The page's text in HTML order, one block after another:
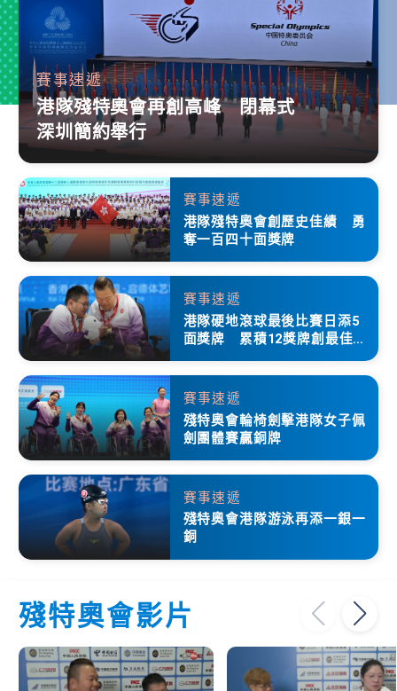
賽事速遞
港隊殘特奧會再創高峰 閉幕式
深圳簡約舉行
賽事速遞
港隊殘特奧會創歷史佳績 勇
奪一百四十面獎牌
賽事速遞
港隊硬地滾球最後比賽日添5
面獎牌 累積12獎牌創最佳成
賽事速遞
殘特奧會輪椅劍擊港隊女子佩
劍團體賽贏銅牌
賽事速遞
殘特奧會港隊游泳再添一銀一
銅
殘特奧會影片